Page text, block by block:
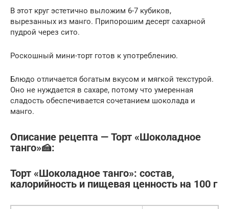
В этот круг эстетично выложим 6-7 кубиков,
вырезанных из манго. Припорошим десерт сахарной
пудрой через сито.
Роскошный мини-торт готов к употреблению.
Блюдо отличается богатым вкусом и мягкой текстурой.
Оно не нуждается в сахаре, потому что умеренная
сладость обеспечивается сочетанием шоколада и
манго.
Описание рецепта — Торт «Шоколадное
танго»🍰:
Торт «Шоколадное танго»: состав,
калорийность и пищевая ценность на 100 г